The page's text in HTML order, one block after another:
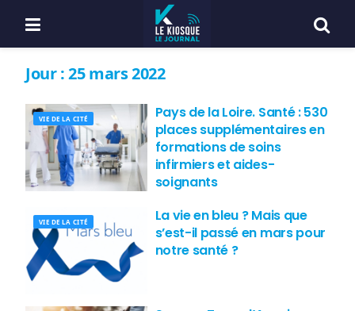
Jour :25 mars 2022
VIE DE LA CITÉ
Pays de la Loire. Santé : 530
places supplémentaires en
formations de soins
infirmiers et aides-
soignants
VIE DE LA CITÉ
La vie en bleu ? Mais que
s’est-il passé en mars pour
notre santé ?